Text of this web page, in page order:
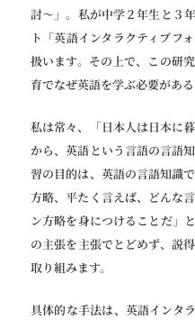
討〜」。私が中学２年生と３
ト「英語インタラクティブフ
扱います。その上で、この研
育でなぜ英語を学ぶ必要があ
私は常々、「日本人は日本に
から、英語という言語の言語
習の目的は、英語の言語知識
方略、平たく言えば、どんな
ン方略を身につけることだ」
の主張を主張でとどめず、説
取り組みます。
具体的な手法は、英語インタ